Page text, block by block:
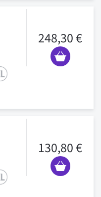
248,30 €
130,80 €